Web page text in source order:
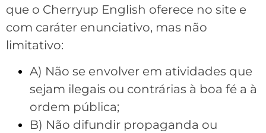
que o Cherryup English oferece no site e
com caráter enunciativo, mas não
limitativo:
A) Não se envolver em atividades que
sejam ilegais ou contrárias à boa fé a à
ordem pública;
B) Não difundir propaganda ou